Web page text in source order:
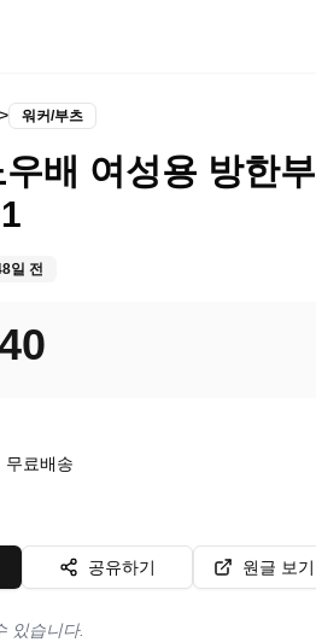
워커/부츠
배 여성용 방한부
일 전
무료배송
공유하기 원글 보기
있습니다.